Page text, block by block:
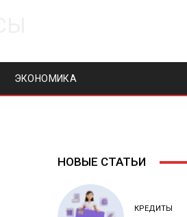
ЭКОНОМИКА
НОВЫЕ СТАТЬИ
КРЕДИТЫ